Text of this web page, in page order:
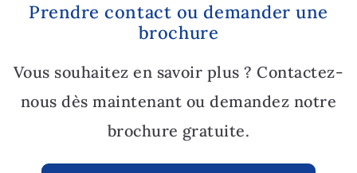
Prendre contact ou demander une
brochure
Vous souhaitez en savoir plus ? Contactez-
nous dès maintenant ou demandez notre
brochure gratuite.